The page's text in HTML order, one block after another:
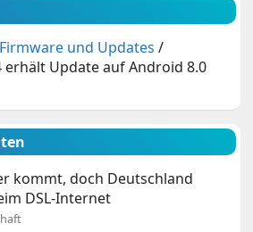
Firmware und Updates /
Update auf Android 8.0
kommt, doch Deutschland
DSL-Internet